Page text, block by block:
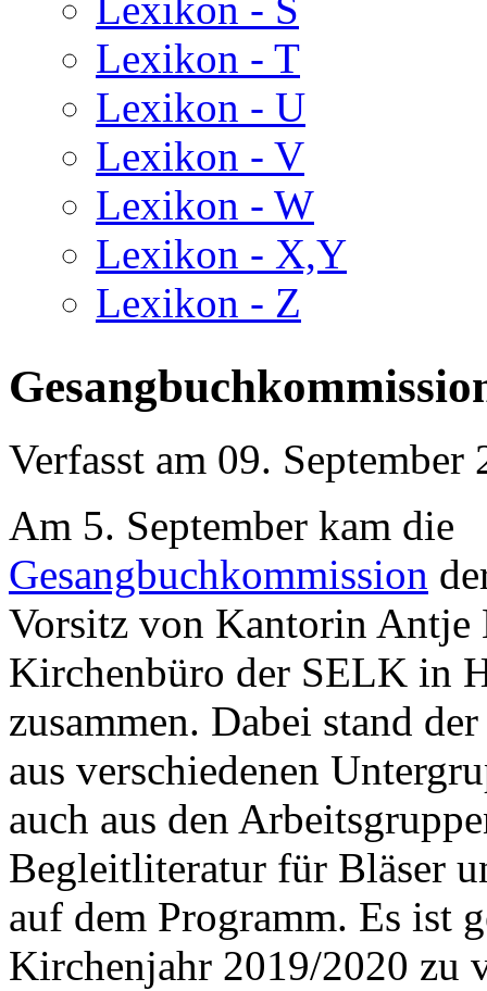
Lexikon - T
Lexikon - U
Lexikon - V
Lexikon - W
Lexikon - X,Y
Lexikon - Z
Verfasst am 09. September
Am 5. September kam die
Gesangbuchkommission
Vorsitz von Kantorin Antje
Kirchenbüro der SELK in
zusammen. Dabei stand
aus verschiedenen
auch aus den
Begleitliteratur für Bläser
auf dem Programm. Es ist
Kirchenjahr 2019/2020 zu